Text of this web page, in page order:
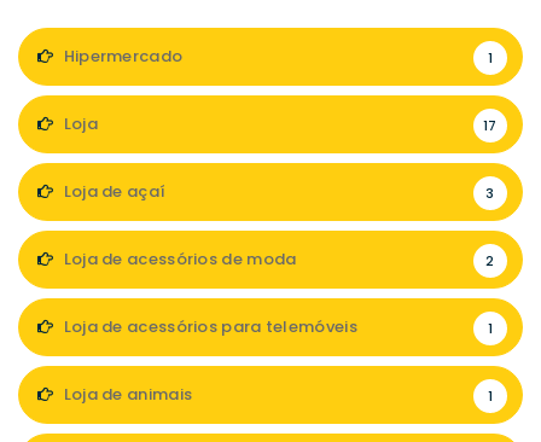
Hipermercado 1
Loja 17
Loja de açaí 3
Loja de acessórios de moda 2
Loja de acessórios para telemóveis 1
Loja de animais 1